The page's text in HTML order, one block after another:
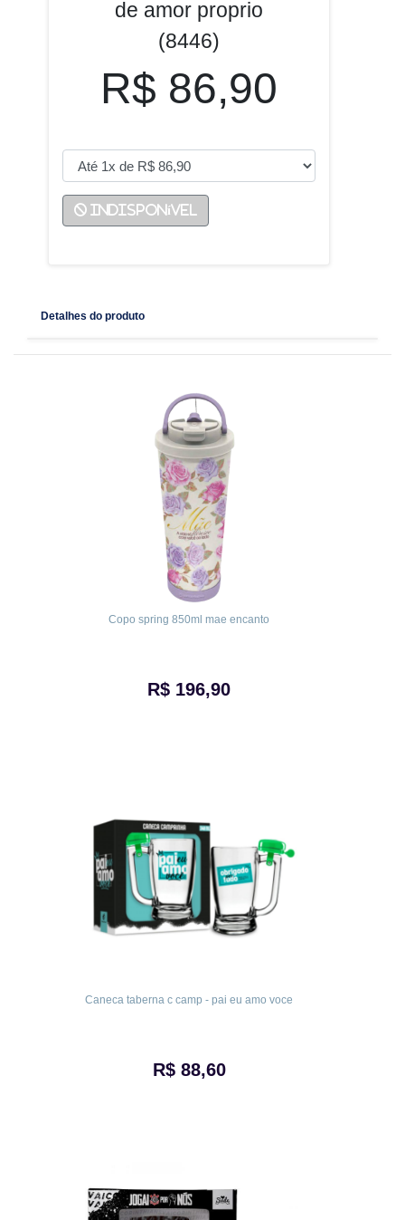
de amor proprio
(8446)
R$ 86,90
Indisponível
Detalhes do produto
Copo spring 850ml mae encanto
R$ 196,90
Caneca taberna c camp - pai eu amo voce
R$ 88,60